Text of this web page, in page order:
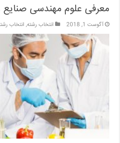
معرفی علوم مهندسی صنایع
آگوست 1, 2018 انتخاب رشته, انتخاب